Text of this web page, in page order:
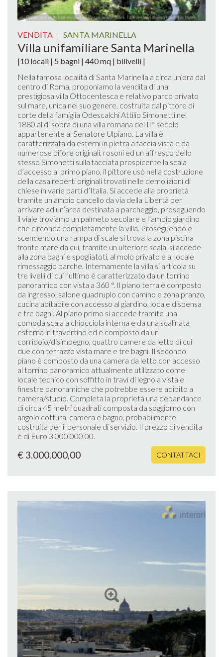
VENDITA | SANTA MARINELLA
Villa unifamiliare Santa Marinella
|10 locali | 5 bagni | 440 mq | bilivelli |
Nella famosa località di Santa Marinella a circa un’ora dal
centro di Roma, proponiamo la vendita di una
prestigiosa villa Ottocentesca e relativo parco privato
sul mare, unica nel suo genere, costruita dal pittore di
corte della famiglia Odescalchi Attilio Simonetti nel
1880 al di sopra di una villa romana del II° secolo
appartenente al Senatore Ulpiano. La villa è
caratterizzata da esterni in pietra a faccia vista e da
numerose bifore originali, rosoni ed un affresco dello
stesso Simonetti sulla facciata prospicente la scala
d’accesso al primo piano, il pittore usò nella costruzione
della casa reperti originali trovati nelle demolizioni di
chiese in varie parti d’Italia. Si accede alla proprietà
tramite un ampio cancello da via della Libertà per
arrivare ad un’area destinata a parcheggio, proseguendo
il viale troviamo un palmeto secolare e l’ampio giardino
che circonda completamente la villa. Proseguendo e
scendendo una rampa di scale si trova la zona piscina
fronte mare da cui, tramite un ulteriore scala, si accede
alla zona bagni e spogliatoti, al molo privato e al locale
rimessaggio barche. Internamente la villa si articola su
tre livelli di cui l’ultimo è caratterizzato da un torrino
panoramico con vista a 360 °. Il piano terra è composto
da ingresso, salone quadruplo con camino e zona pranzo,
cucina abitabile con accesso al giardino, locale dispensa
e tre bagni. Al piano primo si accede tramite una
comoda scala a chiocciola interna e da una scalinata
esterna in travertino ed è composto da un
corridoio/disimpegno, quattro camere da letto di cui
due con terrazzo vista mare e tre bagni. Il secondo
piano è composto da una camera da letto con accesso
al torrino panoramico attualmente utilizzato come
locale tecnico con soffitto in travi di legno a vista e
finestre panoramiche che potrebbe essere adibito a
camera/studio. Completa la proprietà una depandance
di circa 45 metri quadrati composta da soggiorno con
angolo cottura, camera e bagno, probabilmente
costruita per il personale di servizio. Il prezzo di vendita
è di Euro 3.000.000,00.
€ 3.000.000,00 CONTATTACI